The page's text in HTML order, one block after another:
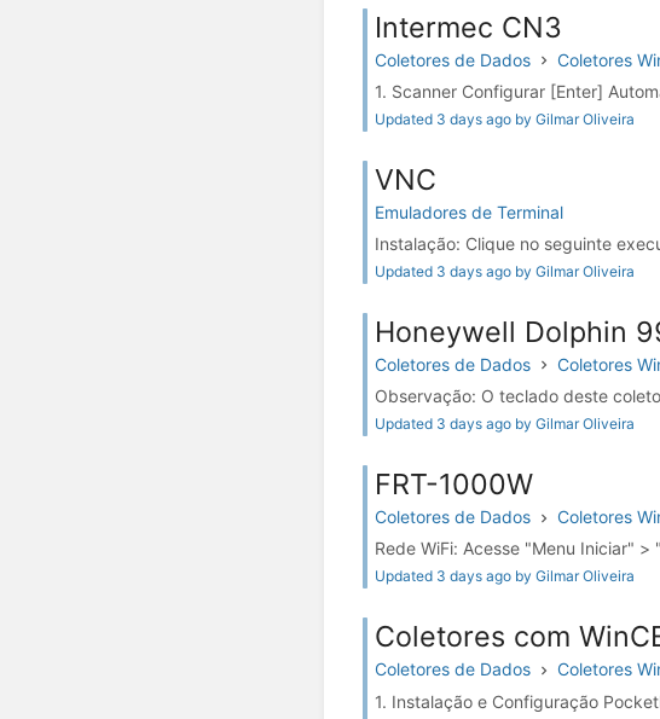
Intermec CN3
Coletores de Dados
Coletores
1. Scanner Configurar [Enter]
Updated 3 days ago by Gilmar Oliveira
VNC
Emuladores de Terminal
Instalação: Clique no seguinte
Updated 3 days ago by Gilmar Oliveira
Honeywell Dolphin
Coletores de Dados
Coletores
Observação: O teclado deste
Updated 3 days ago by Gilmar Oliveira
FRT-1000W
Coletores de Dados
Coletores
Rede WiFi: Acesse "Menu Iniciar"
Updated 3 days ago by Gilmar Oliveira
Coletores com
Coletores de Dados
Coletores
1. Instalação e Configuração